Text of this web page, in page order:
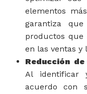
elementos
garantiza
productos que
en las ventas y
Reducción
Al identificar
acuerdo con